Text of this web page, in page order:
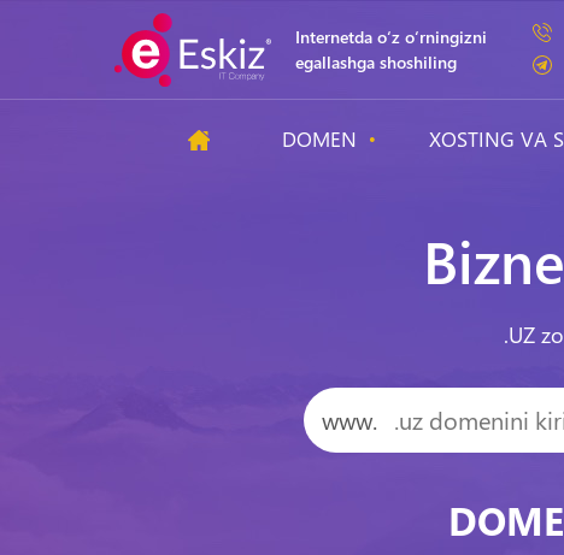
Internetda o‘z o‘rningizni
egallashga shoshiling
DOMEN XOSTING VA
.UZ
www.